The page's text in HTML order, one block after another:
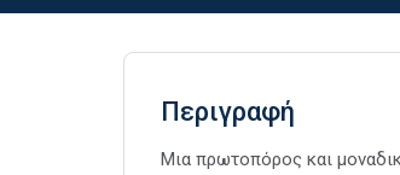
Περιγραφή
Mια πρωτοπόρος και